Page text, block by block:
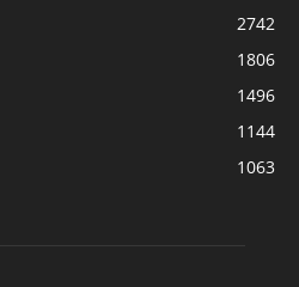
2742
1806
1496
1144
1063